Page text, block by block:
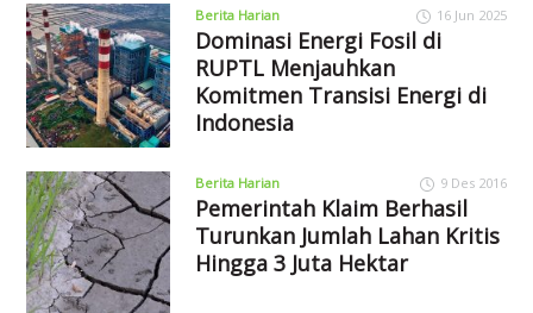
Berita Harian 16 Jun 2025
Dominasi Energi Fosil di
RUPTL Menjauhkan
Komitmen Transisi Energi di
Indonesia
Berita Harian 9 Des 2016
Pemerintah Klaim Berhasil
Turunkan Jumlah Lahan Kritis
Hingga 3 Juta Hektar